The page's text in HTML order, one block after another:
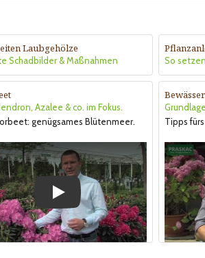
Laubgehölze
Schadbilder & Maßnahmen So
Azalee & co. im Fokus.
genügsames Blütenmeer.
Play
Tipps